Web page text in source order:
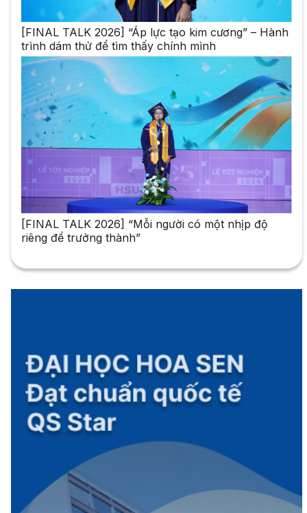
[FINAL TALK 2026] “Áp lực tạo kim cương” – Hành
trình dám thử để tìm thấy chính mình
[FINAL TALK 2026] “Mỗi người có một nhịp độ
riêng để trưởng thành”